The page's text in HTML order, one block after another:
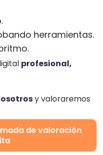
herramientas.
profesional,
y valoraremos
de valoración